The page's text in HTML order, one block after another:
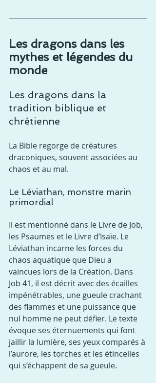
Les dragons dans les
mythes et légendes du
monde
Les dragons dans la
tradition biblique et
chrétienne
La Bible regorge de créatures
draconiques, souvent associées au
chaos et au mal.
Le Léviathan, monstre marin
primordial
Il est mentionné dans le Livre de Job,
les Psaumes et le Livre d’Isaïe. Le
Léviathan incarne les forces du
chaos aquatique que Dieu a
vaincues lors de la Création. Dans
Job 41, il est décrit avec des écailles
impénétrables, une gueule crachant
des flammes et une puissance que
nul homme ne peut défier. Le texte
évoque ses éternuements qui font
jaillir la lumière, ses yeux comparés à
l’aurore, les torches et les étincelles
qui s’échappent de sa gueule.